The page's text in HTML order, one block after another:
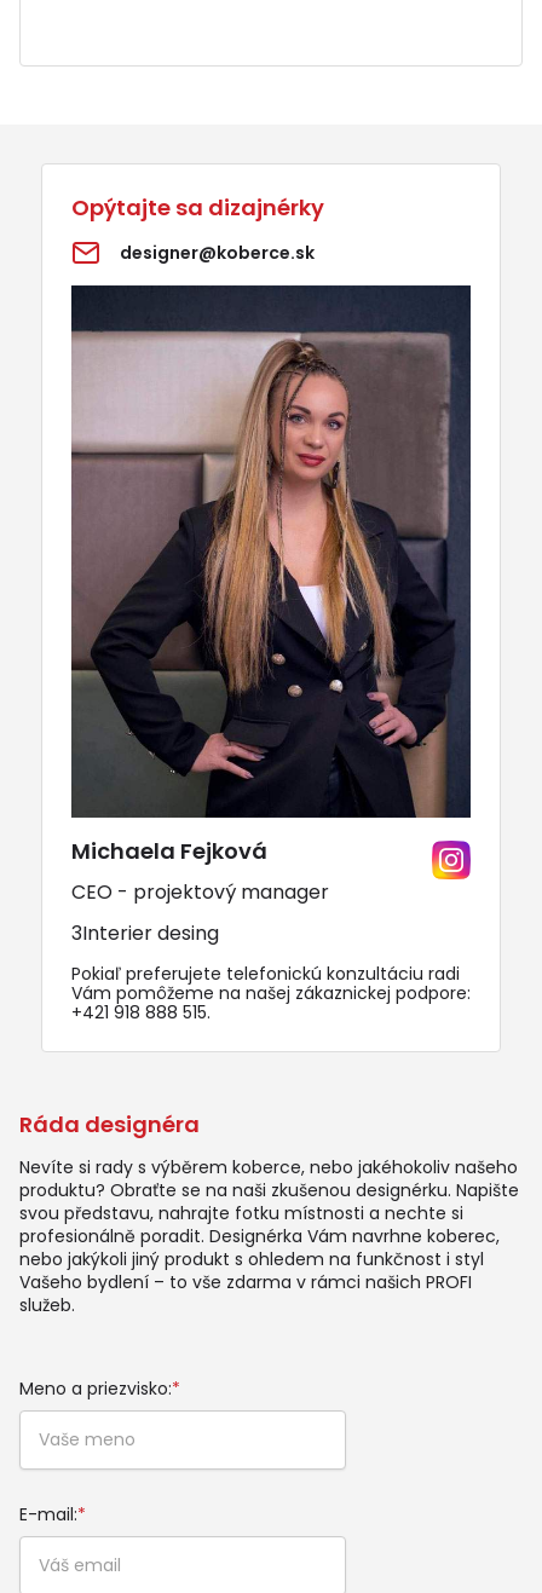
Ráda designéra
Nevíte si rady s výběrem koberce, nebo jakéhokoliv našeho
produktu? Obraťte se na naši zkušenou designérku. Napište
svou představu, nahrajte fotku místnosti a nechte si
profesionálně poradit. Designérka Vám navrhne koberec,
nebo jakýkoli jiný produkt s ohledem na funkčnost i styl
Vašeho bydlení – to vše zdarma v rámci našich PROFI
služeb.
Meno a priezvisko:*
E-mail:*
Opýtajte sa dizajnérky
designer@koberce.sk
Michaela Fejková
CEO - projektový manager
3Interier desing
Pokiaľ preferujete telefonickú konzultáciu radi
Vám pomôžeme na našej zákaznickej podpore:
+421 918 888 515.